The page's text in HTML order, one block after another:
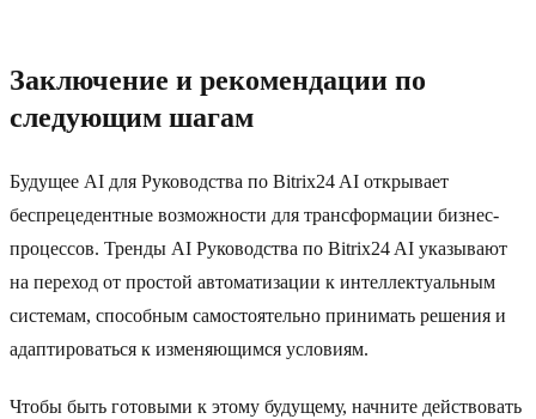
Заключение и рекомендации по
следующим шагам
Будущее AI для Руководства по Bitrix24 AI открывает
беспрецедентные возможности для трансформации бизнес-
процессов. Тренды AI Руководства по Bitrix24 AI указывают
на переход от простой автоматизации к интеллектуальным
системам, способным самостоятельно принимать решения и
адаптироваться к изменяющимся условиям.
Чтобы быть готовыми к этому будущему, начните действовать